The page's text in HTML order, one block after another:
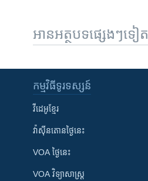
អានអត្ថបទផ្សេងៗទៀត
កម្មវិធី​ទូរទស្សន៍
វីដេអូ​ខ្មែរ
វ៉ាស៊ីនតោន​ថ្ងៃ​នេះ
VOA ថ្ងៃនេះ
VOA ​វិទ្យាសាស្ត្រ